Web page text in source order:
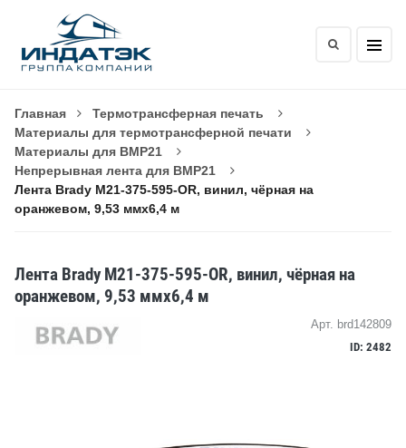
Главная
Термотрансферная печать
Материалы для термотрансферной печати
Материалы для BMP21
Непрерывная лента для BMP21
Лента Brady M21-375-595-OR, винил, чёрная на
оранжевом, 9,53 ммх6,4 м
Лента Brady M21-375-595-OR, винил, чёрная на
оранжевом, 9,53 ммх6,4 м
Арт. brd142809
ID: 2482